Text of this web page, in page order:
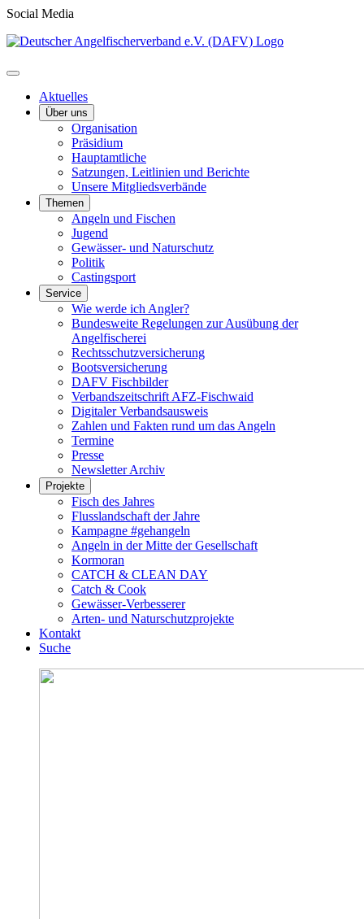
Social Media
Aktuelles
Über uns
Organisation
Präsidium
Hauptamtliche
Satzungen, Leitlinien und Berichte
Unsere Mitgliedsverbände
Themen
Angeln und Fischen
Jugend
Gewässer- und Naturschutz
Politik
Castingsport
Service
Wie werde ich Angler?
Bundesweite Regelungen zur Ausübung der
Angelfischerei
Rechtsschutzversicherung
Bootsversicherung
DAFV Fischbilder
Verbandszeitschrift AFZ-Fischwaid
Digitaler Verbandsausweis
Zahlen und Fakten rund um das Angeln
Termine
Presse
Newsletter Archiv
Projekte
Fisch des Jahres
Flusslandschaft der Jahre
Kampagne #gehangeln
Angeln in der Mitte der Gesellschaft
Kormoran
CATCH & CLEAN DAY
Catch & Cook
Gewässer-Verbesserer
Arten- und Naturschutzprojekte
Kontakt
Suche